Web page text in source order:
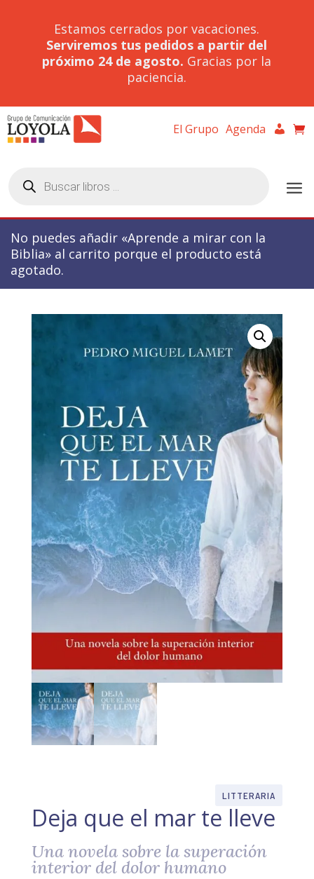
Estamos cerrados por vacaciones.
Serviremos tus pedidos a partir del
próximo 24 de agosto. Gracias por la
paciencia.
El Grupo Agenda
productos
No puedes añadir «Aprende a mirar con la
Biblia» al carrito porque el producto está
agotado.
LITTERARIA
Deja que el mar te lleve
Una novela sobre la superación
interior del dolor humano